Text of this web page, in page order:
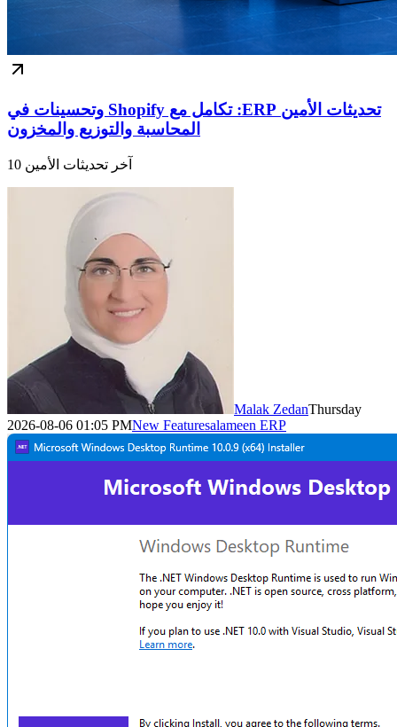
تحديثات الأمين ERP: تكامل مع Shopify وتحسينات في
المحاسبة والتوزيع والمخزون
آخر تحديثات الأمين 10
Malak ZedanThursday
2026-08-06 01:05 PMNew Featuresalameen ERP